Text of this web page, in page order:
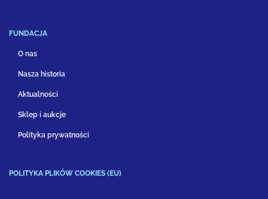
FUNDACJA
O nas
Nasza historia
Aktualności
Sklep i aukcje
Polityka prywatności
POLITYKA PLIKÓW COOKIES (EU)